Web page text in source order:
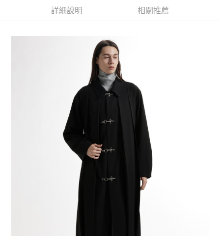
3.實際核准額度、可分期數及費用金額請依後續交易確認頁面所載為準。
4.訂單成立30分鐘內，如未前往確認交易或遇審核未通過，訂單將自動取
1.分期款項不併入電信帳單，「大哥付你分期」於每月結算日後寄送繳費提
2.透過簡訊連結打開帳單後，可選擇「超商條碼／台灣大直營門市／銀行轉
帳／街口支付／iPASS MONEY」等通路繳費。
1.本服務係由「台灣大哥大股份有限公司」（以下簡稱本公司）所提供，讓
用戶於交易時，得透過本服務購買商品或服務，並由商店將買賣／分期付款
買賣價金債權讓與本公司後，依約使用本公司帳單繳交帳款。
2.基於同意付款使用「大哥付你分期」之契約關係目的，商店將以您的個人
資料（包含姓名、電話或地址）提供予台灣大哥大進項蒐集、處理及利用，
由本公司與您本人進行分期帳單所需資料之確認、核對及更正。
3.完整用戶服務條款，請詳閱以下連結：
https://oppay.tw/userRule
３．安心：先確認商品／服務後，再付款。
【「AFTEE先享後付」結帳流程】
１．於結帳方式選擇「AFTEE先享後付」後，將跳轉至「AFTEE先享後付」
結帳頁面，進行簡訊認證並確認金額後，即可完成結帳。
２．訂單成立數日內，您將收到繳費通知簡訊。
３．收到繳費通知簡訊後14天內，點擊此簡訊中的連結，可透過四大超商／
ATM／網路銀行／等多元方式進行付款，方視為交易完成。
※ 請注意：結帳手續完成當下不需立刻繳費，但若您需要取消訂單，請聯絡
購買商品的店家。未經商家同意取消之訂單仍視為有效，需透過AFTEE先享
※ 交易是否成功請以「AFTEE先享後付 」之結帳頁面顯示為準，若有關於
是否繳費成功／繳費後需取消欲退款等相關疑問，請聯繫「AFTEE先享後付
https://netprotections.freshdesk.com/support/home
１．透過由恩沛科技股份有限公司提供之「AFTEE先享後付」服務完成之交
易，需依本服務之必要範圍內提供個人資料，並將交易相關給付款項請求債
權轉讓予恩沛科技股份有限公司。
２．關於個人資料處理事宜，請瀏覽以下網址：
https://aftee.tw/terms/#terms3
３．未成年的使用者請事先徵得法定代理人或監護人之同意方可使用
「AFTEE先享後付」，若未經同意申辦者引起之損失，本公司不負相關責
每筆NT$80，滿NT$1,500(含以上)免運費
每筆NT$80，滿NT$1,500(含以上)免運費
每筆NT$80，滿NT$1,500(含以上)免運費
每筆NT$80，滿NT$1,500(含以上)免運費
每筆NT$80，滿NT$1,500(含以上)免運費
詳細說明 相關推薦